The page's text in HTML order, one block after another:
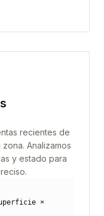
recientes de
Analizamos
y estado para
×